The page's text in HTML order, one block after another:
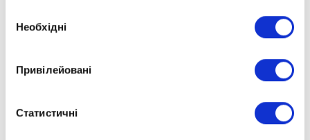
згоди
Необхідні
Привілейовані
Статистичні